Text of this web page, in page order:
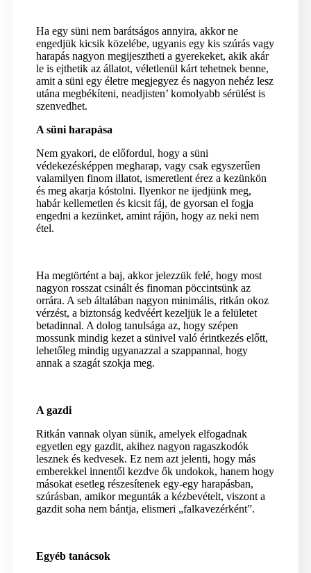
Ha egy süni nem barátságos annyira, akkor ne
engedjük kicsik közelébe, ugyanis egy kis szúrás vagy
harapás nagyon megijesztheti a gyerekeket, akik akár
le is ejthetik az állatot, véletlenül kárt tehetnek benne,
amit a süni egy életre megjegyez és nagyon nehéz lesz
utána megbékíteni, neadjisten’ komolyabb sérülést is
szenvedhet.
A süni harapása
Nem gyakori, de előfordul, hogy a süni
védekezésképpen megharap, vagy csak egyszerűen
valamilyen finom illatot, ismeretlent érez a kezünkön
és meg akarja kóstolni. Ilyenkor ne ijedjünk meg,
habár kellemetlen és kicsit fáj, de gyorsan el fogja
engedni a kezünket, amint rájön, hogy az neki nem
étel.
Ha megtörtént a baj, akkor jelezzük felé, hogy most
nagyon rosszat csinált és finoman pöccintsünk az
orrára. A seb általában nagyon minimális, ritkán okoz
vérzést, a biztonság kedvéért kezeljük le a felületet
betadinnal. A dolog tanulsága az, hogy szépen
mossunk mindig kezet a sünivel való érintkezés előtt,
lehetőleg mindig ugyanazzal a szappannal, hogy
annak a szagát szokja meg.
A gazdi
Ritkán vannak olyan sünik, amelyek elfogadnak
egyetlen egy gazdit, akihez nagyon ragaszkodók
lesznek és kedvesek. Ez nem azt jelenti, hogy más
emberekkel innentől kezdve ők undokok, hanem hogy
másokat esetleg részesítenek egy-egy harapásban,
szúrásban, amikor megunták a kézbevételt, viszont a
gazdit soha nem bántja, elismeri „falkavezérként”.
Egyéb tanácsok